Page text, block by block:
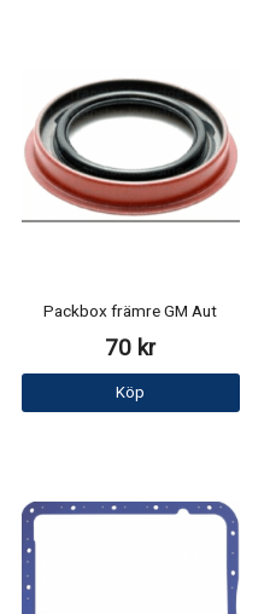
Packbox främre GM Aut
70 kr
Köp